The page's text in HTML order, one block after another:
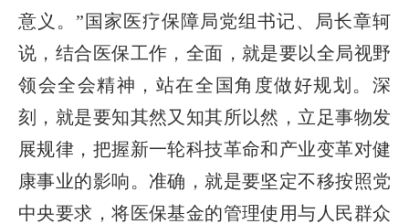
意义。”国家医疗保障局党组书记、局长章轲
说，结合医保工作，全面，就是要以全局视野
领会全会精神，站在全国角度做好规划。深
刻，就是要知其然又知其所以然，立足事物发
展规律，把握新一轮科技革命和产业变革对健
康事业的影响。准确，就是要坚定不移按照党
中央要求，将医保基金的管理使用与人民群众